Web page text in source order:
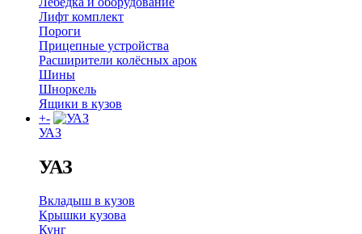
Лифт комплект
Пороги
Прицепные устройства
Расширители колёсных арок
Шины
Шноркель
Ящики в кузов
+-
УАЗ
УАЗ
Вкладыш в кузов
Крышки кузова
Кунг